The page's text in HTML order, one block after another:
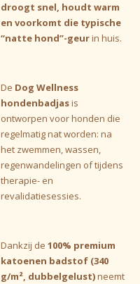
droogt snel, houdt warm
en voorkomt die typische
“natte hond”-geurin huis.
De Dog Wellness
hondenbadjasis
ontworpen voor honden die
regelmatig nat worden: na
het zwemmen, wassen,
regenwandelingen of tijdens
therapie- en
revalidatiesessies.
Dankzij de 100% premium
katoenen badstof (340
g/m², dubbelgelust)neemt